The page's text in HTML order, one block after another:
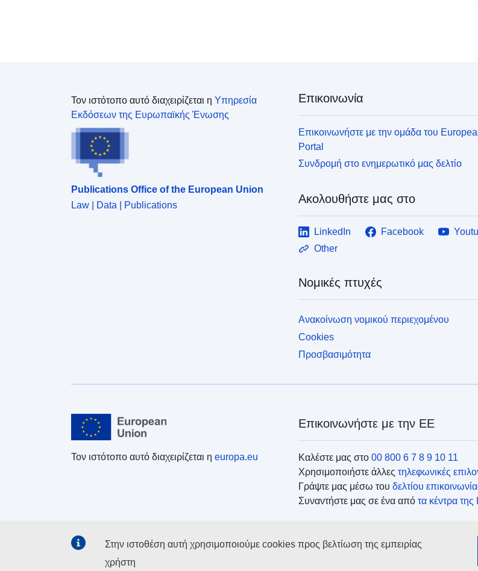
Τον ιστότοπο αυτό διαχειρίζεται η Υπηρεσία
Εκδόσεων της Ευρωπαϊκής Ένωσης
Publications Office of the European Union
Law | Data | Publications
Επικοινωνία
Επικοινωνήστε με την ομάδα του
Portal
Συνδρομή στο ενημερωτικό μας δελτίο
Ακολουθήστε μας στο
LinkedIn Facebook
Other
Νομικές πτυχές
Ανακοίνωση νομικού περιεχομένου
Cookies
Προσβασιμότητα
Τον ιστότοπο αυτό διαχειρίζεται η europa.eu
Επικοινωνήστε με την ΕΕ
Καλέστε μας στο 00 800 6 7 8 9 10 11
Χρησιμοποιήστε άλλες τηλεφωνικές
Γράψτε μας μέσω του δελτίου
Συναντήστε μας σε ένα από τα κέντρα
Στην ιστοθέση αυτή χρησιμοποιούμε cookies προς βελτίωση της εμπειρίας
χρήστη